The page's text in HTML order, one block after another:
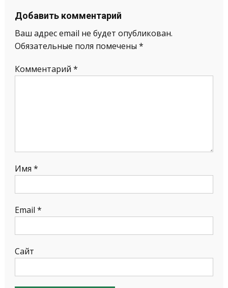
Добавить комментарий
Ваш адрес email не будет опубликован.
Обязательные поля помечены *
Комментарий *
Имя *
Email *
Сайт